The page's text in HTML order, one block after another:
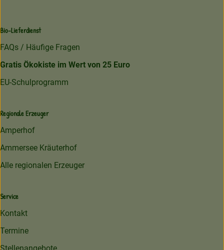
Bio-Lieferdienst
FAQs / Häufige Fragen
Gratis Ökokiste im Wert von 25 Euro
EU-Schulprogramm
Regionale Erzeuger
Amperhof
Ammersee Kräuterhof
Alle regionalen Erzeuger
Service
Kontakt
Termine